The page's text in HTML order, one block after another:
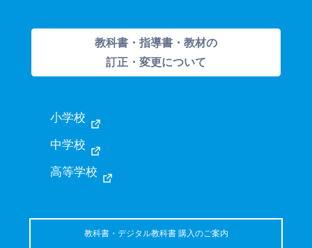
教科書・指導書・教材の
訂正・変更について
小学校
中学校
高等学校
教科書・デジタル教科書 購入のご案内